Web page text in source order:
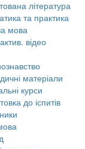
література
та практика
мова
відео
матеріали
курси
до іспитів